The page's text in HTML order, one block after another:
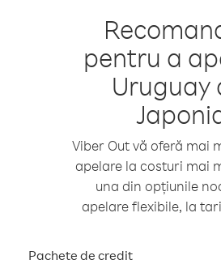
pentru a
Uruguay
Viber Out vă oferă mai
apelare la costuri mai
una din opțiunile
apelare flexibile, la
Pachete de credit